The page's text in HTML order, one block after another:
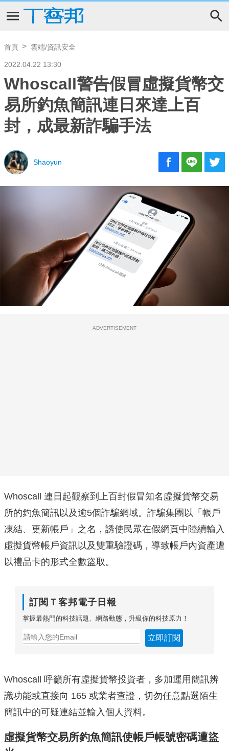
首頁 雲端/資訊安全
2022.04.22 13:30
Whoscall警告假冒虛擬貨幣交
易所釣魚簡訊連日來達上百
封，成最新詐騙手法
Shaoyun
ADVERTISEMENT
Whoscall 連日起觀察到上百封假冒知名虛擬貨幣交易
所的釣魚簡訊以及逾5個詐騙網域。詐騙集團以「帳戶
凍結、更新帳戶」之名，誘使民眾在假網頁中陸續輸入
虛擬貨幣帳戶資訊以及雙重驗證碼，導致帳戶內資產遭
以禮品卡的形式全數盜取。
訂閱Ｔ客邦電子日報
掌握最熱門的科技話題、網路動態，升級你的科技原力！
立即訂閱
Whoscall 呼籲所有虛擬貨幣投資者，多加運用簡訊辨
識功能或直接向 165 或業者查證，切勿任意點選陌生
簡訊中的可疑連結並輸入個人資料。
虛擬貨幣交易所釣魚簡訊使帳戶帳號密碼遭盜